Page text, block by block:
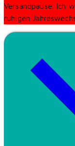
Versandpause. Ich
ruhigen